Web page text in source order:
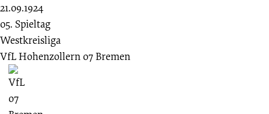
21.09.1924
05. Spieltag
Westkreisliga
VfL Hohenzollern 07 Bremen